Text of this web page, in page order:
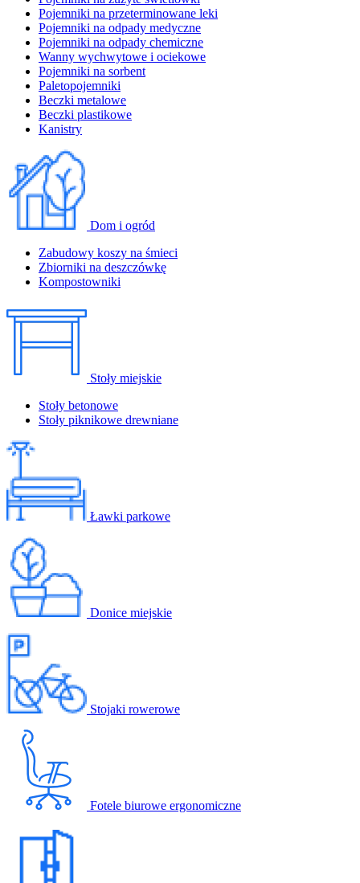
Pojemniki na przeterminowane leki
Pojemniki na odpady medyczne
Pojemniki na odpady chemiczne
Wanny wychwytowe i ociekowe
Pojemniki na sorbent
Paletopojemniki
Beczki metalowe
Beczki plastikowe
Kanistry
Dom i ogród
Zabudowy koszy na śmieci
Zbiorniki na deszczówkę
Kompostowniki
Stoły miejskie
Stoły betonowe
Stoły piknikowe drewniane
Ławki parkowe
Donice miejskie
Stojaki rowerowe
Fotele biurowe ergonomiczne